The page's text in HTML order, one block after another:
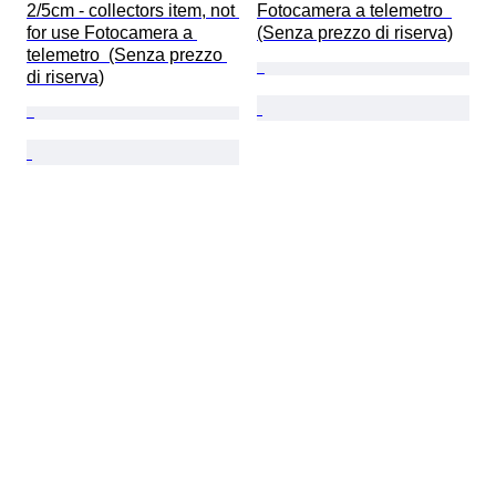
2/5cm - collectors item, not
for use Fotocamera a
telemetro  (Senza prezzo
di riserva)
Fotocamera a telemetro
(Senza prezzo di riserva)